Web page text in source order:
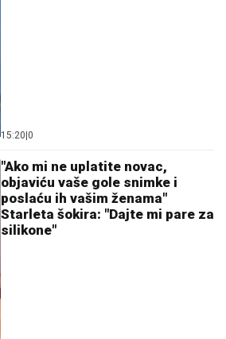
15:20|0
"Ako mi ne uplatite novac,
objaviću vaše gole snimke i
poslaću ih vašim ženama"
Starleta šokira: "Dajte mi pare za
silikone"